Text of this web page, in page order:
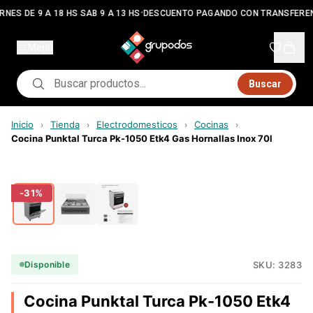
DE 9 A 18 HS SAB 9 A 13 HS•DESCUENTO PAGANDO CON
Buscar
Inicio › Tienda › Electrodomesticos › Cocinas ›
Cocina Punktal Turca Pk-1050 Etk4 Gas Hornallas Inox 70l
-31%
Disponible SKU: 3283
Cocina Punktal Turca Pk-1050 Etk4